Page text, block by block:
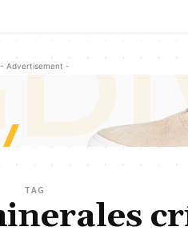
- Advertisement -
TAG